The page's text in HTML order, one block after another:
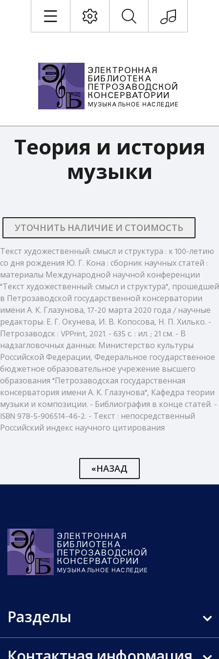
Теория и история
музыки
УТОЧНИТЬ НАЛИЧИЕ И СТОИМОСТЬ
Текст художественный: смысл и структура : к 100-летию
со дня рождения Ю. Г. Кона : сборник научных статей :
материалы Международной научной конференции
"Текст художественный: смысл и структура", прошедшей
в Петрозаводской государственной консерватории
имени А. К. Глазунова, 17-20 марта 2020 года / научные
редакторы: Е. Г. Окунева, И. В. Копосова, Н. П. Хилько. -
Петрозаводск : VPPrint, 2021. - 635 с. : ил. ; 21 см. - В
надзагловочных данных: Министерство культуры
Российской Федерации, Федеральное государственное
бюджетное образовательное учрежение высшего
образования "Петрозаводская государственная
консерватория имени А. К. Глазунова", Кафедра теории
музыки и композиции. - Библиография в конце статей. -
ISBN 978-5-906514-46-2. - Текст : непосредственный
Российский индекс научного цитирования
«НАЗАД
Разделы